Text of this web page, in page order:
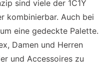
sind viele der 1C1Y
kombinierbar. Auch bei
eine gedeckte Palette.
Damen und Herren
und Accessoires zu